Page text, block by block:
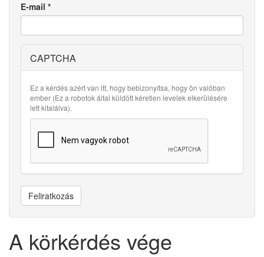
E-mail *
CAPTCHA
Ez a kérdés azért van itt, hogy bebizonyítsa, hogy ön valóban
ember (Ez a robotok által küldött kéretlen levelek elkerülésére
lett kitalálva).
Feliratkozás
A körkérdés vége